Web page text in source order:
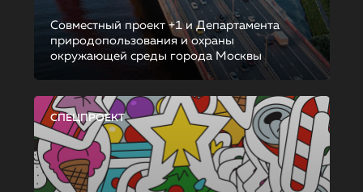
Совместный проект +1 и Департамента
природопользования и охраны
окружающей среды города Москвы
СПЕЦПРОЕКТ